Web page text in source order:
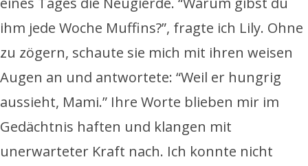
ihm jede Woche Muffins?”, fragte ich Lily. Ohne
zu zögern, schaute sie mich mit ihren weisen
Augen an und antwortete: “Weil er hungrig
aussieht, Mami.” Ihre Worte blieben mir im
Gedächtnis haften und klangen mit
unerwarteter Kraft nach. Ich konnte nicht